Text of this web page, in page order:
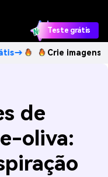
Teste grátis
Crie imagens com IA
de
oliva: